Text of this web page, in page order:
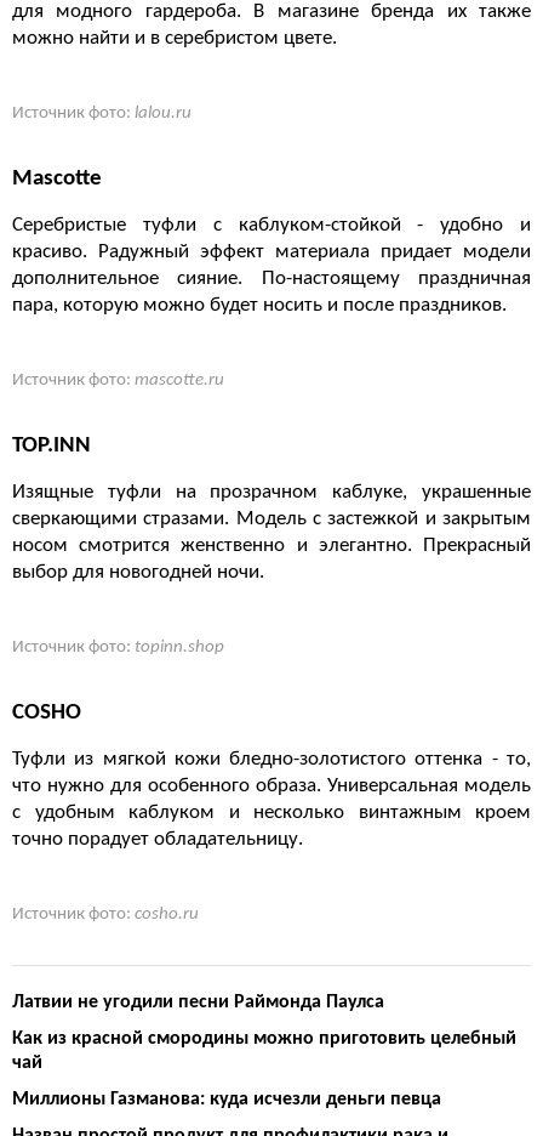
для модного гардероба. В магазине бренда их также
можно найти и в серебристом цвете.
Источник фото: lalou.ru
Mascotte
Серебристые туфли с каблуком-стойкой - удобно и
красиво. Радужный эффект материала придает модели
дополнительное сияние. По-настоящему праздничная
пара, которую можно будет носить и после праздников.
Источник фото: mascotte.ru
TOP.INN
Изящные туфли на прозрачном каблуке, украшенные
сверкающими стразами. Модель с застежкой и закрытым
носом смотрится женственно и элегантно. Прекрасный
выбор для новогодней ночи.
Источник фото: topinn.shop
COSHO
Туфли из мягкой кожи бледно-золотистого оттенка - то,
что нужно для особенного образа. Универсальная модель
с удобным каблуком и несколько винтажным кроем
точно порадует обладательницу.
Источник фото: cosho.ru
Латвии не угодили песни Раймонда Паулса
Как из красной смородины можно приготовить целебный
чай
Миллионы Газманова: куда исчезли деньги певца